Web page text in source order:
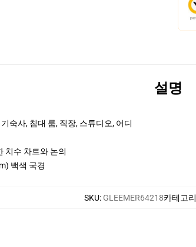
설명
숙사, 침대 룸, 직장, 스튜디오, 어디
치수 차트와 논의
백색 국경
SKU: GLEEMER64218카테고리